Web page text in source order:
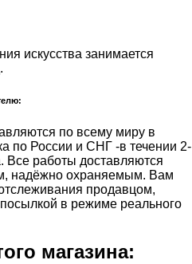
искусства занимается
по всему миру в
по России и СНГ -в течении 2-
Все работы доставляются
надёжно охраняемым. Вам
продавцом,
в режиме реального
магазина: